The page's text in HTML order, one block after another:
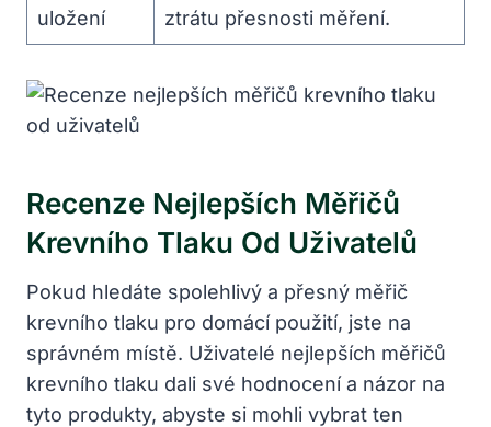
uložení
ztrátu přesnosti měření.
Recenze Nejlepších ‌měřičů
Krevního Tlaku Od Uživatelů
Pokud hledáte spolehlivý a přesný měřič
⁢krevního tlaku pro domácí použití, jste na
správném⁣ místě. Uživatelé nejlepších měřičů
krevního tlaku dali své hodnocení a názor na
tyto produkty, abyste si ⁢mohli vybrat ten‌